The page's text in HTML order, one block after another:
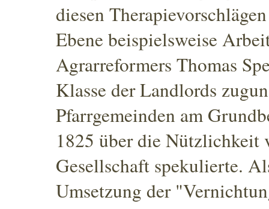
diesen
Ebene beispielsweise
Agrarreformers Thomas
Klasse der Landlords
Pfarrgemeinden am
1825 über die Nützlichkeit
Gesellschaft spekulierte.
Umsetzung der